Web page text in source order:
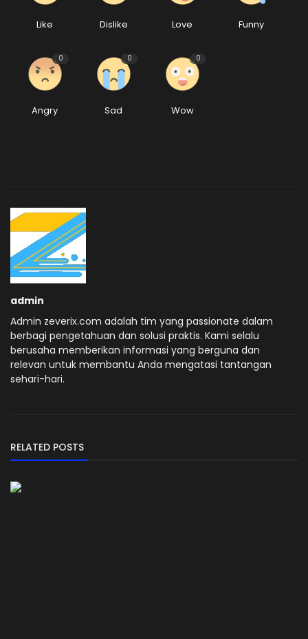
Like Dislike Love Funny
0
Angry
0
Sad
0
Wow
admin
Admin zeverix.com adalah tim yang passionate dalam
berbagi pengetahuan dan solusi praktis. Kami selalu
berusaha memberikan informasi yang berguna dan
relevan untuk membantu Anda mengatasi tantangan
sehari-hari.
RELATED POSTS